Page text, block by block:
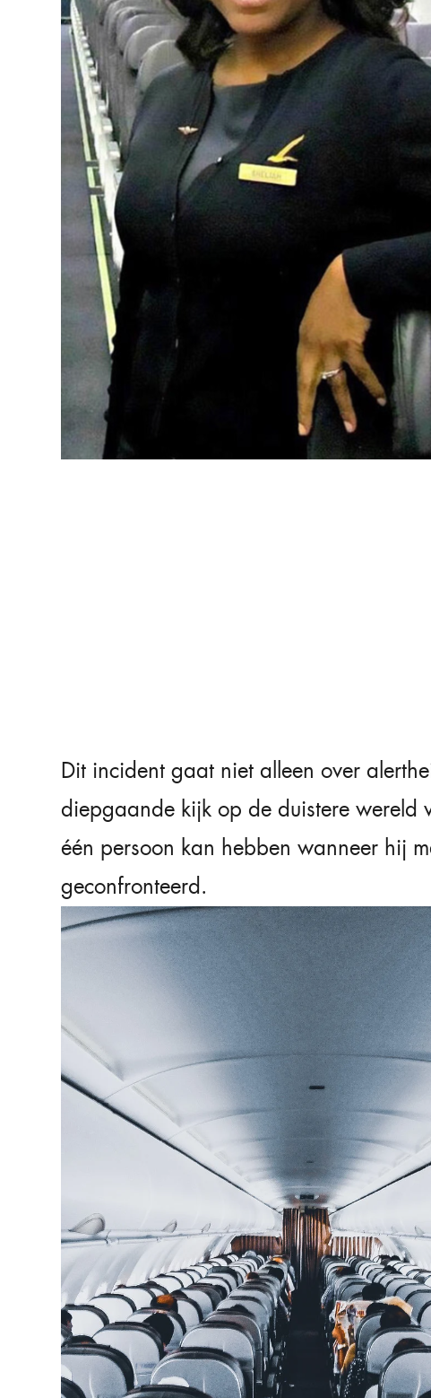
Dit incident gaat niet alleen over
diepgaande kijk op de duistere wereld
één persoon kan hebben wanneer hij
geconfronteerd.